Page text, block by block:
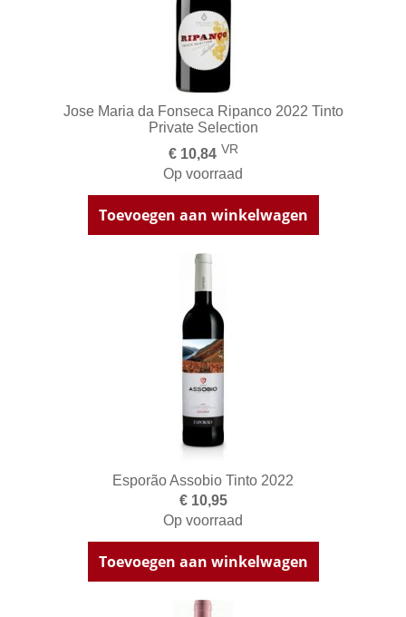
Jose Maria da Fonseca Ripanco 2022 Tinto
Private Selection
€ 10,84 VR
Op voorraad
Toevoegen aan winkelwagen
Esporão Assobio Tinto 2022
€ 10,95
Op voorraad
Toevoegen aan winkelwagen